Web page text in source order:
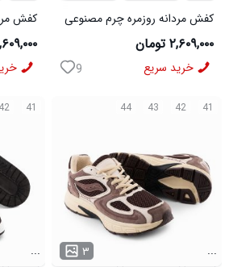
کفش
50918
۲,۶۰۹,۰۰۰
کفش مردانه روزمره چرم مصنوعی
50919
۲,۶۰۹,۰۰۰ تومان
خرید سریع 9
41
42
...
41
42
43
44
۳ ...